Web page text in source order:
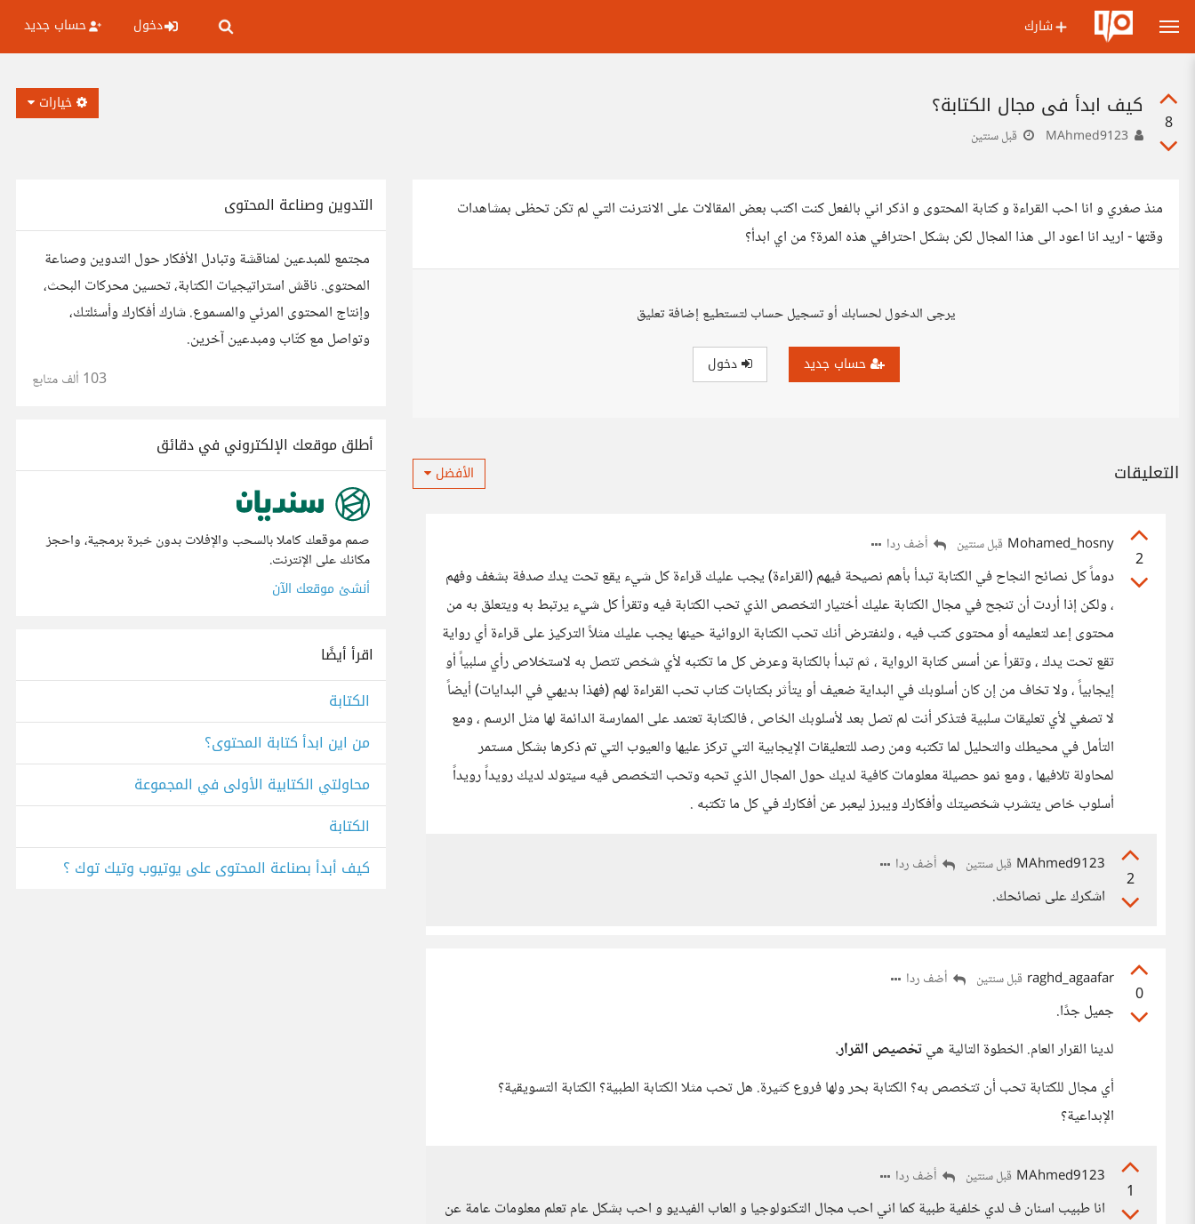
شارك دخول حساب جديد
8
كيف ابدأ في مجال الكتابة؟
قبل سنتين
خيارات
منذ صغري و انا احب القراءة و كتابة المحتوى و اذكر اني بالفعل كنت اكتب بعض المقالات على الانترنت التي لم تكن تحظى بمشاهدات
وقتها - اريد انا اعود الى هذا المجال لكن بشكل احترافي هذه المرة؟ من اي ابدأ؟
يرجى الدخول لحسابك أو تسجيل حساب لتستطيع إضافة تعليق
حساب جديد دخول
التعليقات الأفضل
2
Mohamed_hosny قبل سنتين أضف ردا
دوماً كل نصائح النجاح في الكتابة تبدأ بأهم نصيحة فيهم (القراءة) يجب عليك قراءة كل شيء يقع تحت يدك صدفة بشغف وفهم
، ولكن إذا أردت أن تنجح في مجال الكتابة عليك أختيار التخصص الذي تحب الكتابة فيه وتقرأ كل شيء يرتبط به ويتعلق به من
محتوى إعد لتعليمه أو محتوى كتب فيه ، ولنفترض أنك تحب الكتابة الروائية حينها يجب عليك مثلاً التركيز على قراءة أي رواية
تقع تحت يدك ، وتقرأ عن أسس كتابة الرواية ، ثم تبدأ بالكتابة وعرض كل ما تكتبه لأي شخص تتصل به لاستخلاص رأي سلبياً أو
إيجابياً ، ولا تخاف من إن كان أسلوبك في البداية ضعيف أو يتأثر بكتابات كتاب تحب القراءة لهم (فهذا بديهي في البدايات) أيضاً
لا تصغي لأي تعليقات سلبية فتذكر أنت لم تصل بعد لأسلوبك الخاص ، فالكتابة تعتمد على الممارسة الدائمة لها مثل الرسم ، ومع
التأمل في محيطك والتحليل لما تكتبه ومن رصد للتعليقات الإيجابية التي تركز عليها والعيوب التي تم ذكرها بشكل مستمر
لمحاولة تلافيها ، ومع نمو حصيلة معلومات كافية لديك حول المجال الذي تحبه وتحب التخصص فيه سيتولد لديك رويداً رويداً
أسلوب خاص يتشرب شخصيتك وأفكارك ويبرز ليعبر عن أفكارك في كل ما تكتبه .
2
MAhmed9123 قبل سنتين أضف ردا
اشكرك على نصائحك.
0
raghd_agaafar قبل سنتين أضف ردا
جميل جدًا.
لدينا القرار العام. الخطوة التالية هيتخصيص القرار.
أي مجال للكتابة تحب أن تتخصص به؟ الكتابة بحر ولها فروع كثيرة. هل تحب مثلا الكتابة الطبية؟ الكتابة التسويقية؟
الإبداعية؟
1
MAhmed9123 قبل سنتين أضف ردا
انا طبيب اسنان ف لدي خلفية طبية كما اني احب مجال التكنولوجيا و العاب الفيديو و احب بشكل عام تعلم معلومات عامة عن
التدوين وصناعة المحتوى
مجتمع للمبدعين لمناقشة وتبادل الأفكار حول التدوين وصناعة
المحتوى. ناقش استراتيجيات الكتابة، تحسين محركات البحث،
وإنتاج المحتوى المرئي والمسموع. شارك أفكارك وأسئلتك،
وتواصل مع كتّاب ومبدعين آخرين.
103 ألف متابع
أطلق موقعك الإلكتروني في دقائق
صمم موقعك كاملا بالسحب والإفلات بدون خبرة برمجية، واحجز
مكانك على الإنترنت.
أنشئ موقعك الآن
اقرأ أيضًا
الكتابة
من اين ابدأ كتابة المحتوى؟
محاولتي الكتابية الأولى في المجموعة
الكتابة
كيف أبدأ بصناعة المحتوى على يوتيوب وتيك توك ؟